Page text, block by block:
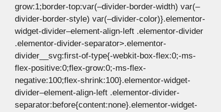
grow:1;border-top:var(–divider-border-width) var(–
divider-border-style) var(–divider-color)}.elementor-
widget-divider–element-align-left .elementor-divider
.elementor-divider-separator>.elementor-
divider__svg:first-of-type{-webkit-box-flex:0;-ms-
flex-positive:0;flex-grow:0;-ms-flex-
negative:100;flex-shrink:100}.elementor-widget-
divider–element-align-left .elementor-divider-
separator:before{content:none}.elementor-widget-